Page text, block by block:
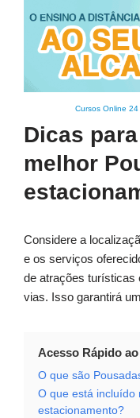
Cursos Online 24
Dicas
melhor
Considere a
e os serviços
de atrações turísticas
vias. Isso garantirá
Acesso Rápido
O que são
O que está incluído
estacionamento?